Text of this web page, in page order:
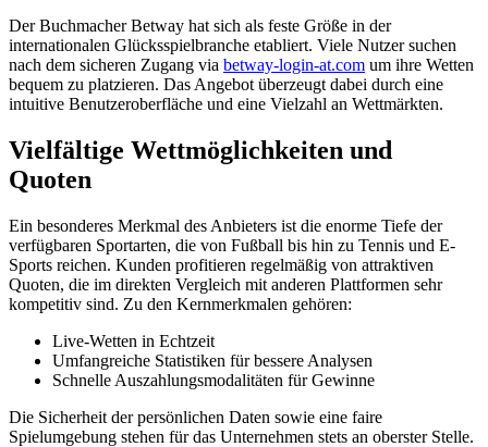
Der Buchmacher Betway hat sich als feste Größe in der
internationalen Glücksspielbranche etabliert. Viele Nutzer suchen
nach dem sicheren Zugang via betway-login-at.com um ihre Wetten
bequem zu platzieren. Das Angebot überzeugt dabei durch eine
intuitive Benutzeroberfläche und eine Vielzahl an Wettmärkten.
Vielfältige Wettmöglichkeiten und
Quoten
Ein besonderes Merkmal des Anbieters ist die enorme Tiefe der
verfügbaren Sportarten, die von Fußball bis hin zu Tennis und E-
Sports reichen. Kunden profitieren regelmäßig von attraktiven
Quoten, die im direkten Vergleich mit anderen Plattformen sehr
kompetitiv sind. Zu den Kernmerkmalen gehören:
Live-Wetten in Echtzeit
Umfangreiche Statistiken für bessere Analysen
Schnelle Auszahlungsmodalitäten für Gewinne
Die Sicherheit der persönlichen Daten sowie eine faire
Spielumgebung stehen für das Unternehmen stets an oberster Stelle.